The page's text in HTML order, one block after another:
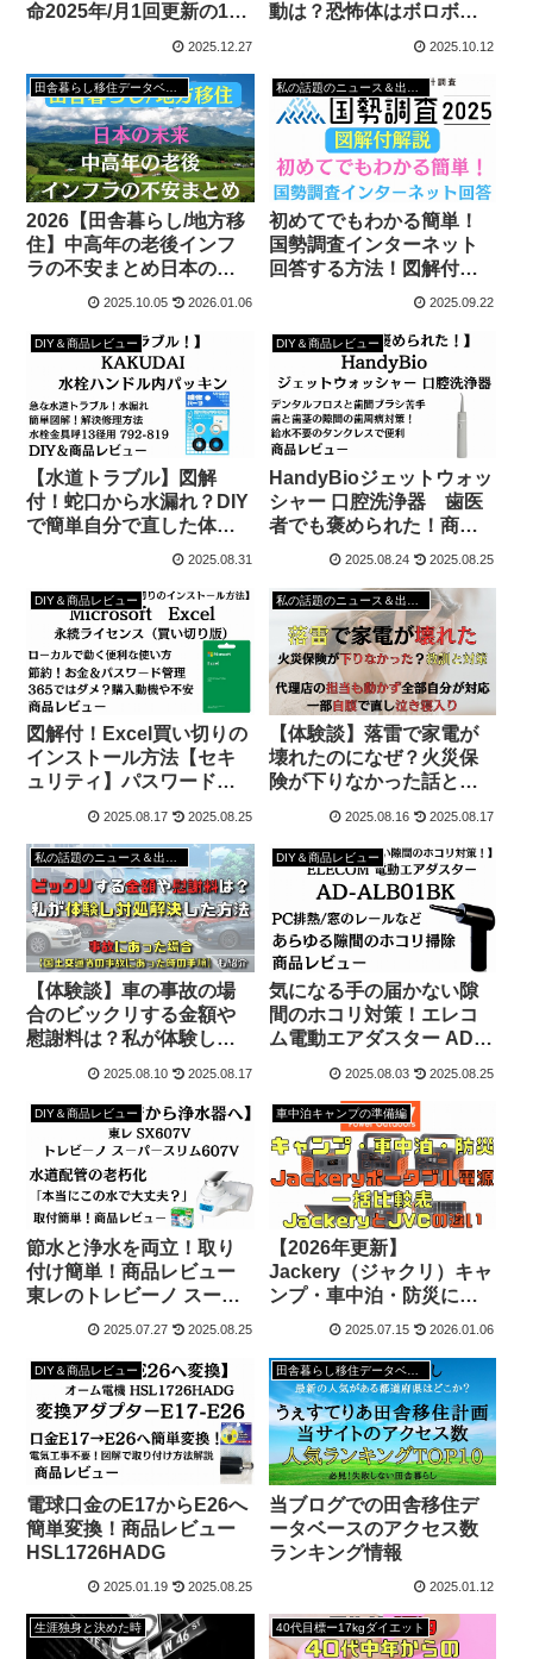
命2025年/月1回更新の1年
2025.12.27
動は？恐怖体はボロボ
2025.10.12
田舎暮らし移住データベース
2026【田舎暮らし/地方移
住】中高年の老後インフ
ラの不安まとめ日本の未
2025.10.05 2026.01.06
初めてでもわかる簡単！
国勢調査インターネット
回答する方法！図解付解
2025.09.22
DIY＆商品レビュー
【水道トラブル】図解
付！蛇口から水漏れ？DIY
で簡単自分で直した体験
2025.08.31
DIY＆商品レビュー
HandyBioジェットウォッ
シャー 口腔洗浄器 歯医
者でも褒められた！商品
レビュー
2025.08.24 2025.08.25
DIY＆商品レビュー
図解付！Excel買い切りの
インストール方法【セキ
ュリティ】パスワード＆
アカウント管理！商品レ
2025.08.17 2025.08.25
【体験談】落雷で家電が
壊れたのになぜ？火災保
険が下りなかった話とそ
の教訓と対策
2025.08.16 2025.08.17
【体験談】車の事故の場
合のビックリする金額や
慰謝料は？私が体験し対
2025.08.10 2025.08.17
DIY＆商品レビュー
気になる手の届かない隙
間のホコリ対策！エレコ
ム電動エアダスター AD-
2025.08.03 2025.08.25
DIY＆商品レビュー
節水と浄水を両立！取り
付け簡単！商品レビュー
東レのトレビーノ スーパ
ースリム607V
2025.07.27 2025.08.25
車中泊キャンプの準備編
【2026年更新】
Jackery（ジャクリ）キャ
ンプ・車中泊・防災にポ
ータブル電源一括比較表
2025.07.15 2026.01.06
DIY＆商品レビュー
電球口金のE17からE26へ
簡単変換！商品レビュー
HSL1726HADG
2025.01.19 2025.08.25
当ブログでの田舎移住デ
ータベースのアクセス数
ランキング情報
2025.01.12
生涯独身と決めた時 40代目標ー17kgダイエット